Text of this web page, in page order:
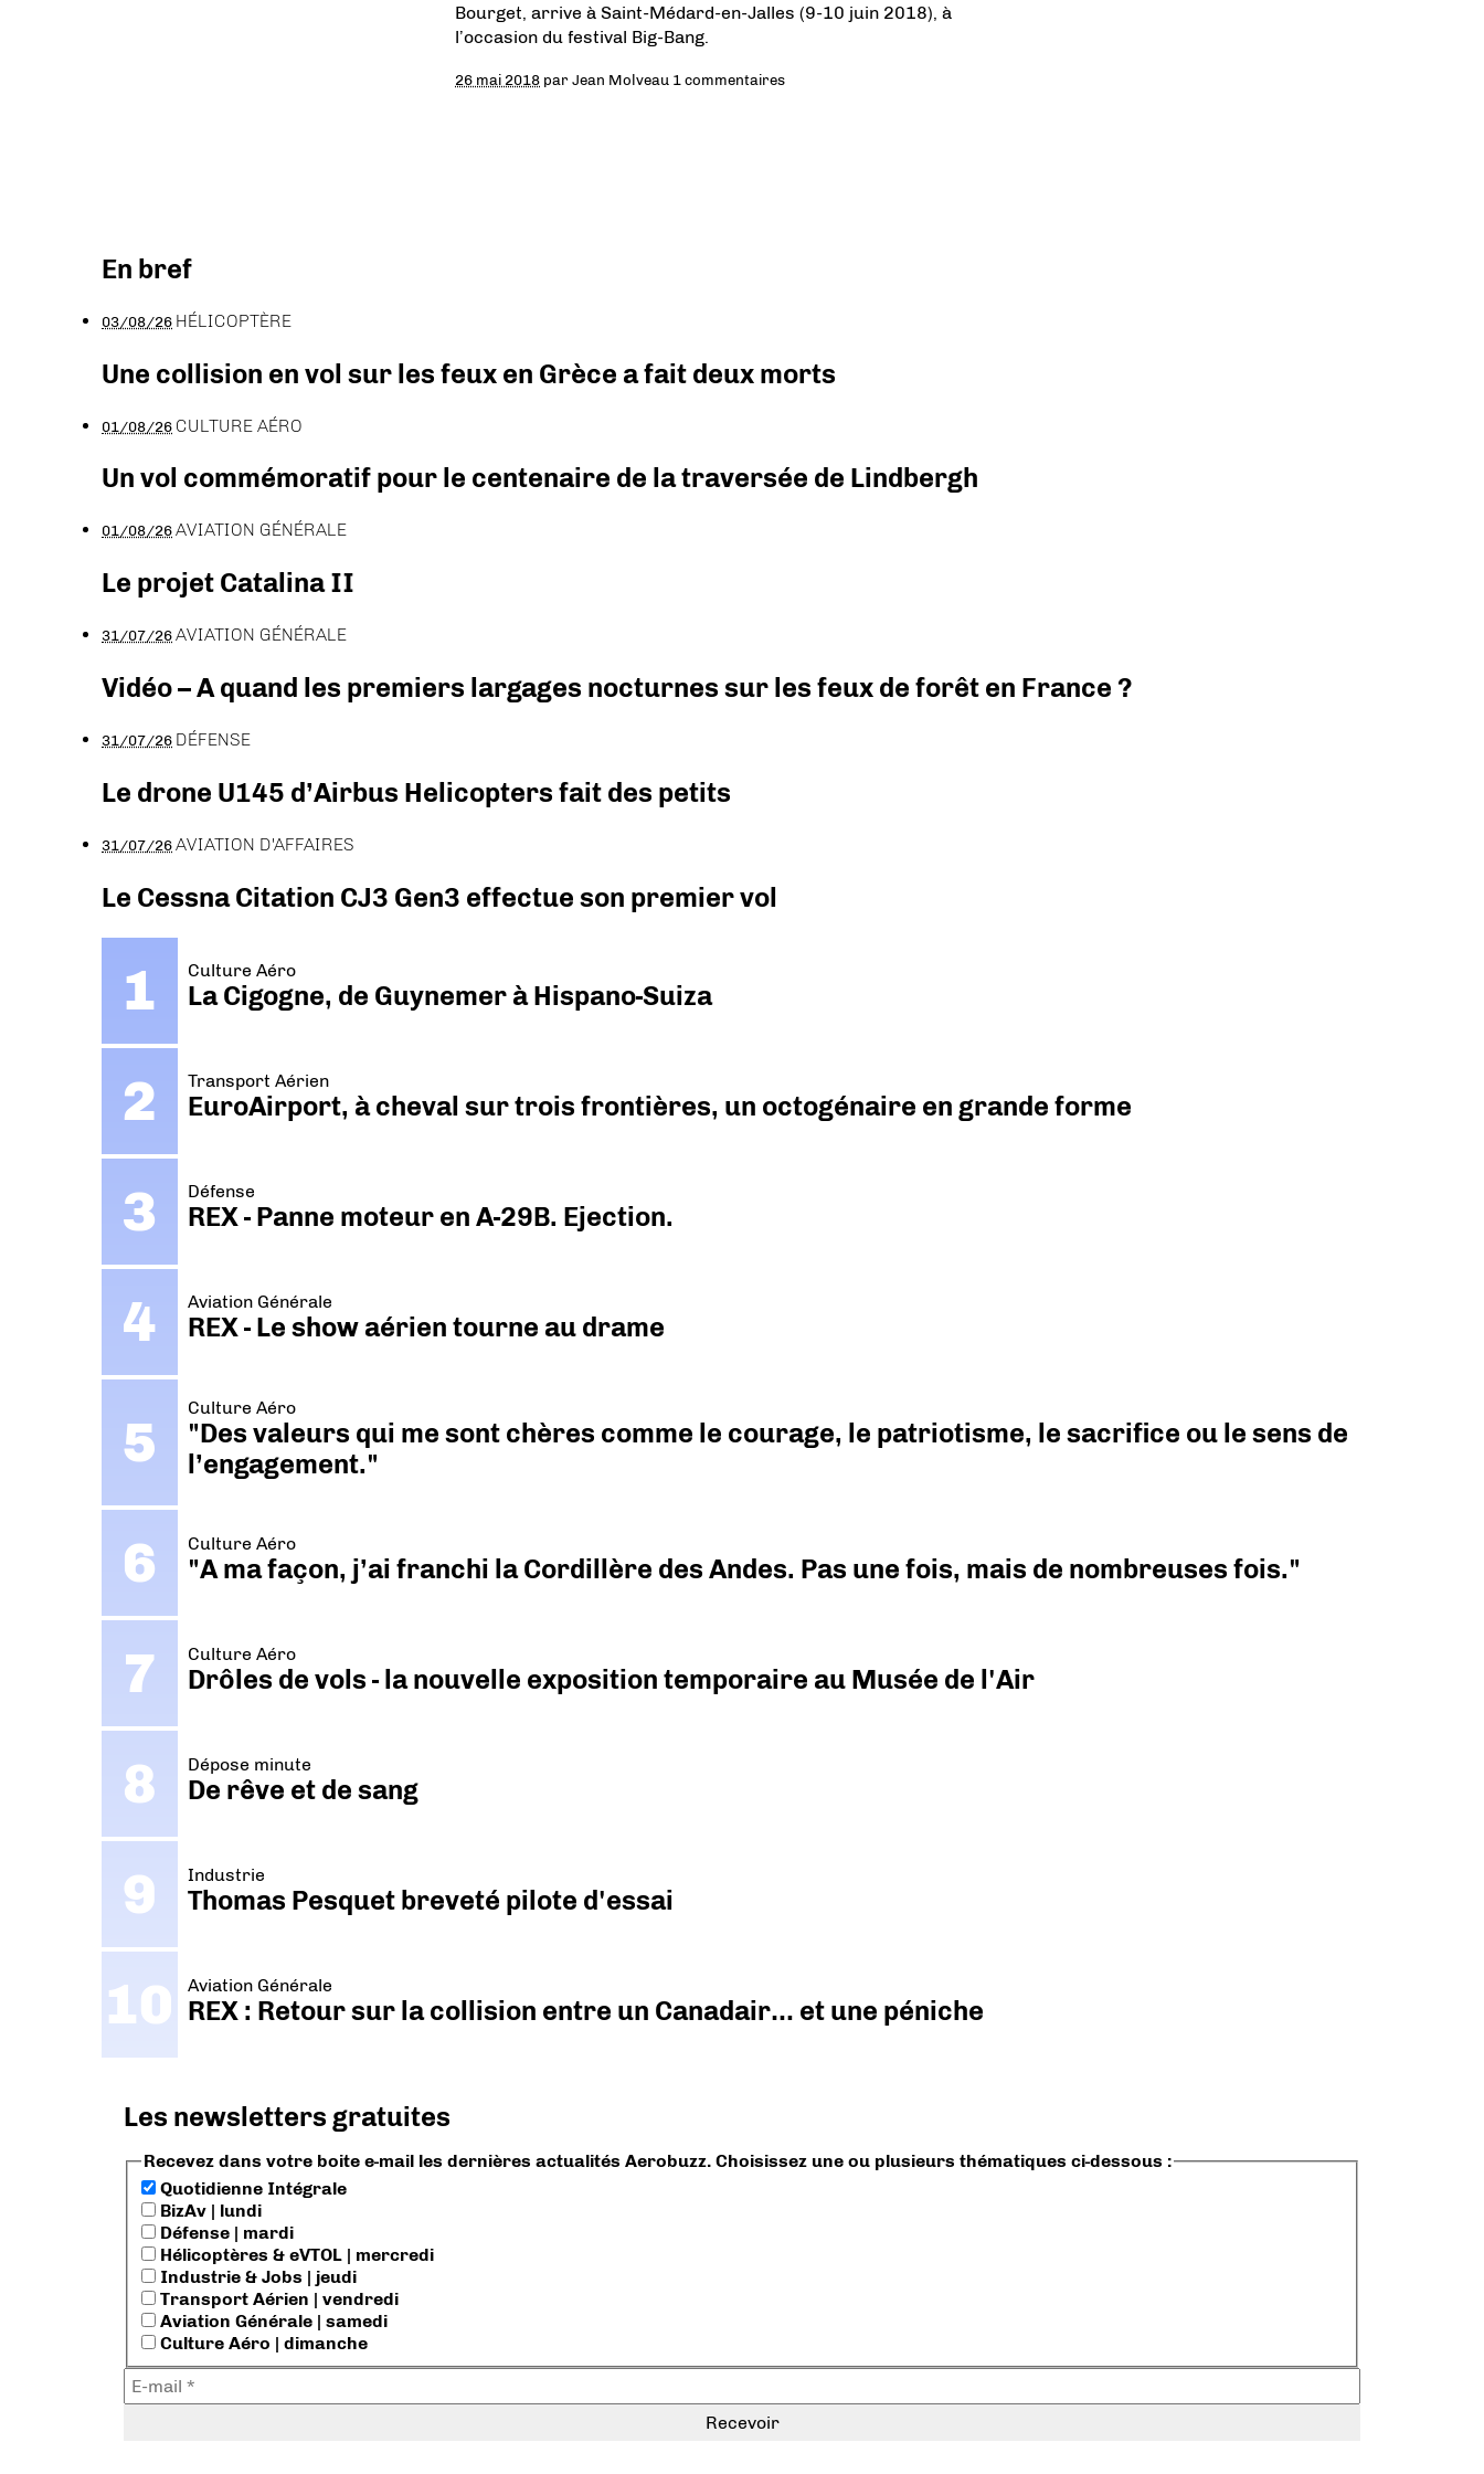
Bourget, arrive à Saint-Médard-en-Jalles (9-10 juin 2018), à
l’occasion du festival Big-Bang.
26 mai 2018 parJean Molveau 1 commentaires
En bref
03/08/26 HÉLICOPTÈRE
Une collision en vol sur les feux en Grèce a fait deux morts
01/08/26 CULTURE AÉRO
Un vol commémoratif pour le centenaire de la traversée de Lindbergh
01/08/26AVIATION GÉNÉRALE
Le projet Catalina II
31/07/26AVIATION GÉNÉRALE
Vidéo – A quand les premiers largages nocturnes sur les feux de forêt en France ?
31/07/26 DÉFENSE
Le drone U145 d’Airbus Helicopters fait des petits
31/07/26AVIATION D'AFFAIRES
Le Cessna Citation CJ3 Gen3 effectue son premier vol
Culture Aéro
La Cigogne, de Guynemer à Hispano-Suiza
Transport Aérien
EuroAirport, à cheval sur trois frontières, un octogénaire en grande forme
Défense
REX - Panne moteur en A-29B. Ejection.
Aviation Générale
REX - Le show aérien tourne au drame
Culture Aéro
"Des valeurs qui me sont chères comme le courage, le patriotisme, le sacrifice ou le sens de
l’engagement."
Culture Aéro
"A ma façon, j’ai franchi la Cordillère des Andes. Pas une fois, mais de nombreuses fois."
Culture Aéro
Drôles de vols - la nouvelle exposition temporaire au Musée de l'Air
Dépose minute
De rêve et de sang
Industrie
Thomas Pesquet breveté pilote d'essai
Aviation Générale
REX : Retour sur la collision entre un Canadair… et une péniche
Les newsletters gratuites
Recevez dans votre boite e-mail les dernières actualités Aerobuzz. Choisissez une ou plusieurs thématiques ci-dessous :
Quotidienne Intégrale
BizAv | lundi
Défense | mardi
Hélicoptères & eVTOL | mercredi
Industrie & Jobs | jeudi
Transport Aérien | vendredi
Aviation Générale | samedi
Culture Aéro | dimanche